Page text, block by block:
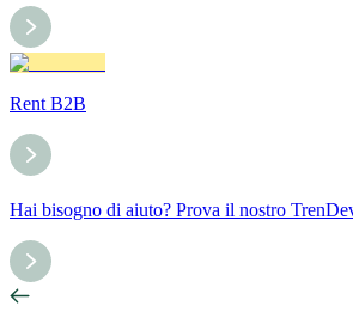
Rent B2B
Hai bisogno di aiuto? Prova il nostro